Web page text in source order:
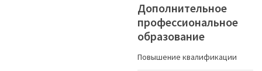
Дополнительное
профессиональное
образование
Повышение квалификации